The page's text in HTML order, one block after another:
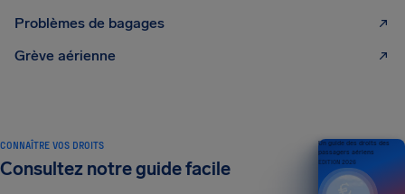
Problèmes de bagages
Grève aérienne
CONNAÎTRE VOS DROITS
Consultez notre guide facile
Un guide des droits des
passagers aériens
ÉDITION 2026